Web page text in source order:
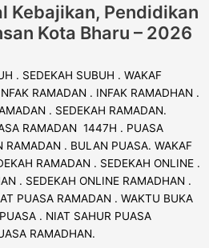
Kebajikan, Pendidikan
Kota Bharu – 2026
. SEDEKAH SUBUH . WAKAF
RAMADAN . INFAK RAMADHAN .
. SEDEKAH RAMADAN.
RAMADAN 1447H . PUASA
. BULAN PUASA. WAKAF
RAMADAN . SEDEKAH ONLINE .
. SEDEKAH ONLINE RAMADHAN .
PUASA RAMADAN . WAKTU BUKA
. NIAT SAHUR PUASA
RAMADHAN.